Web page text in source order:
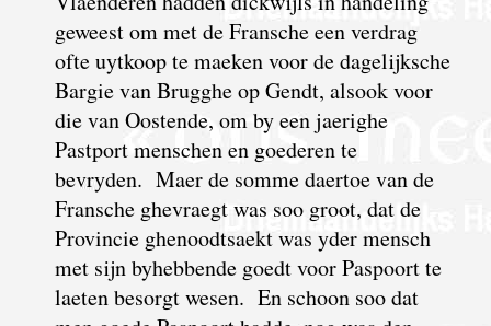
geweest om met de Fransche een verdrag
ofte uytkoop te maeken voor de dagelijksche
Bargie van Brugghe op Gendt, alsook voor
die van Oostende, om by een jaerighe
Pastport menschen en goederen te
bevryden. Maer de somme daertoe van de
Fransche ghevraegt was soo groot, dat de
Provincie ghenoodtsaekt was yder mensch
met sijn byhebbende goedt voor Paspoort te
laeten besorgt wesen. En schoon soo dat